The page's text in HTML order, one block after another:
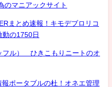
のマニアックサイト
まとめ速報！キモデブロリコ
動の1750日
フル） ひきこもりニートのオ
ポータブルの杜！オネエ管理